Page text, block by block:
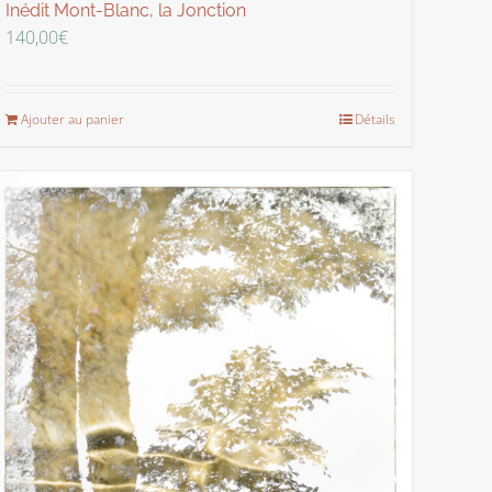
Inédit Mont-Blanc, la Jonction
140,00€
Ajouter au panier Détails